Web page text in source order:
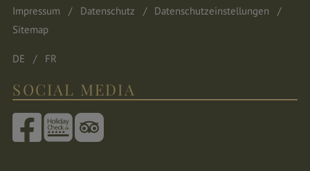
Impressum
Datenschutz
Datenschutzeinstellungen
Sitemap
DE FR
SOCIAL MEDIA